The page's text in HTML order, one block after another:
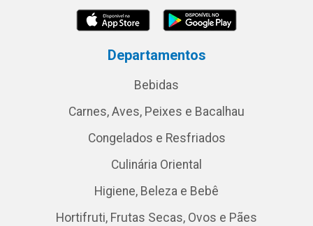
Departamentos
Bebidas
Carnes, Aves, Peixes e Bacalhau
Congelados e Resfriados
Culinária Oriental
Higiene, Beleza e Bebê
Hortifruti, Frutas Secas, Ovos e Pães